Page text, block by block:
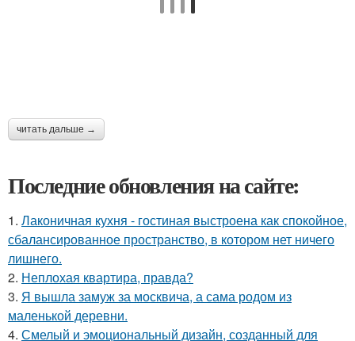
читать дальше →
Последние обновления на сайте:
1. Лаконичная кухня - гостиная выстроена как спокойное,
сбалансированное пространство, в котором нет ничего
лишнего.
2. Неплохая квартира, правда?
3. Я вышла замуж за москвича, а сама родом из
маленькой деревни.
4. Смелый и эмоциональный дизайн, созданный для